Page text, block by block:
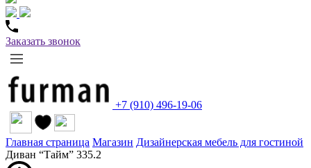
Заказать звонок
+7 (910) 496-19-06
Главная страница Магазин Дизайнерская мебель для гостиной
Диван “Тайм” 335.2